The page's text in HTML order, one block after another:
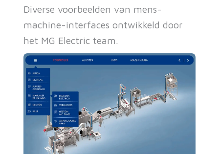
Diverse voorbeelden van mens-
machine-interfaces ontwikkeld door
het MG Electric team.